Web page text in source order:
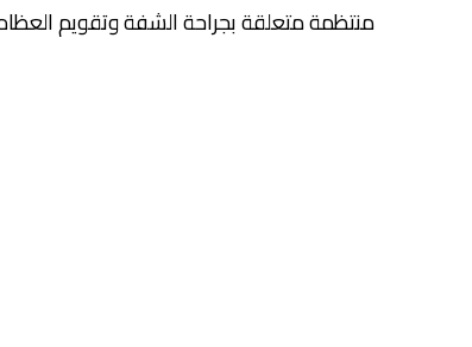
منتظمة متعلقة بجراحة الشفة وتقويم